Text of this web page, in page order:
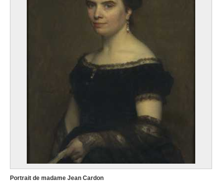
Portrait de madame Jean Cardon